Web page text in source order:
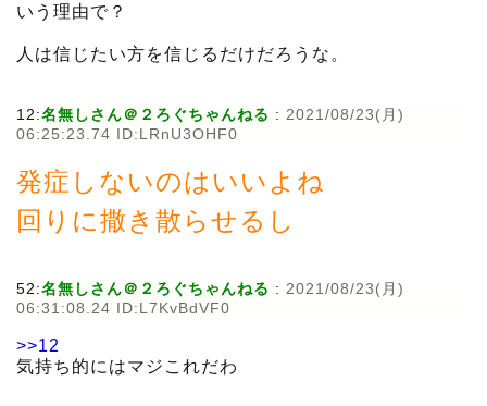
いう理由で？
人は信じたい方を信じるだけだろうな。
12:名無しさん＠２ろぐちゃんねる : 2021/08/23(月)
06:25:23.74 ID:LRnU3OHF0
発症しないのはいいよね
回りに撒き散らせるし
52:名無しさん＠２ろぐちゃんねる : 2021/08/23(月)
06:31:08.24 ID:L7KvBdVF0
>>12
気持ち的にはマジこれだわ